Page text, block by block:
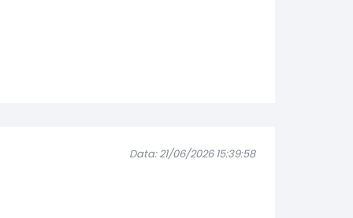
Data: 21/06/2026 15:39:58